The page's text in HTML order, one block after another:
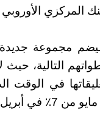
المركزي الأوروبي
إن اجتماع 15 يونيو
التالية، حيث
في الوقت